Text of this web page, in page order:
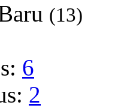
(13)
6
2